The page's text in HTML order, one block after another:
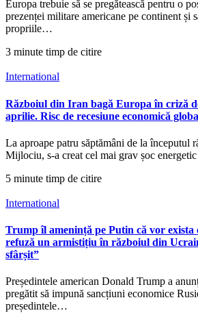
Europa trebuie să se pregătească pentru o
prezenței militare americane pe continent și
propriile…
3 minute timp de citire
International
Războiul din Iran bagă Europa în criză
aprilie. Risc de recesiune economică
La aproape patru săptămâni de la începutul
Mijlociu, s-a creat cel mai grav șoc
5 minute timp de citire
International
Trump îl amenință pe Putin că vor exista
refuză un armistițiu în războiul din
sfârșit”
Președintele american Donald Trump a
pregătit să impună sancțiuni economice
președintele…